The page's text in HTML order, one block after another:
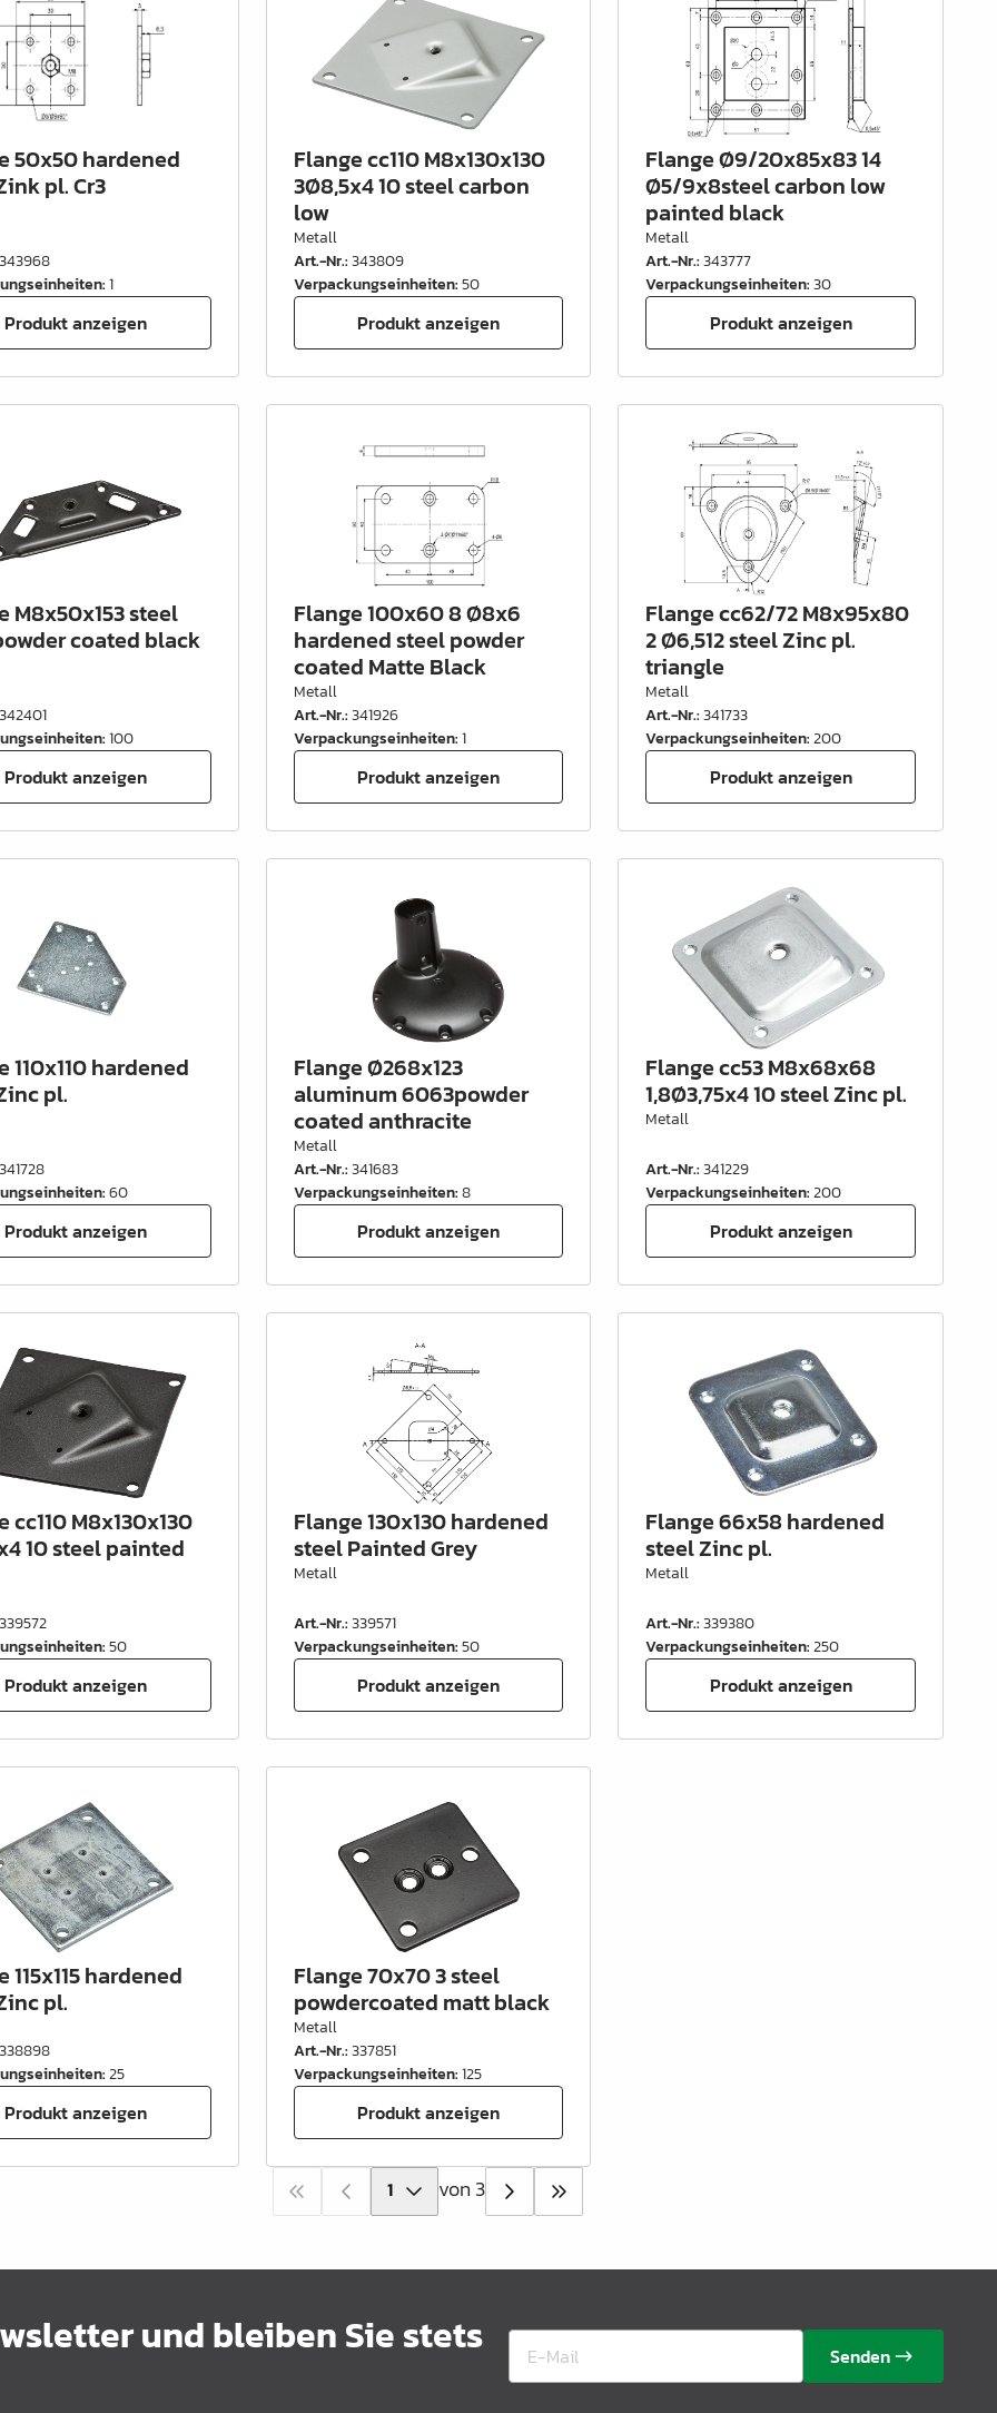
50x50 hardened
pl. Cr3
343968
:1
Produkt anzeigen
Flange cc110 M8x130x130
3Ø8,5x4 10 steel carbon
low
Metall
Art.-Nr.:343809
Verpackungseinheiten:50
Produkt anzeigen
Flange Ø9/20x85x83 14
Ø5/9x8steel carbon low
painted black
Metall
Art.-Nr.:343777
Verpackungseinheiten:30
Produkt anzeigen
M8x50x153 steel
coated black
342401
:100
Produkt anzeigen
Flange 100x60 8 Ø8x6
hardened steel powder
coated Matte Black
Metall
Art.-Nr.:341926
Verpackungseinheiten:1
Produkt anzeigen
Flange cc62/72 M8x95x80
2 Ø6,512 steel Zinc pl.
triangle
Metall
Art.-Nr.:341733
Verpackungseinheiten:200
Produkt anzeigen
110x110 hardened
pl.
341728
:60
Produkt anzeigen
Flange Ø268x123
aluminum 6063powder
coated anthracite
Metall
Art.-Nr.:341683
Verpackungseinheiten:8
Produkt anzeigen
Flange cc53 M8x68x68
1,8Ø3,75x4 10 steel Zinc pl.
Metall
Art.-Nr.:341229
Verpackungseinheiten:200
Produkt anzeigen
cc110 M8x130x130
10 steel painted
339572
:50
Produkt anzeigen
Flange 130x130 hardened
steel Painted Grey
Metall
Art.-Nr.:339571
Verpackungseinheiten:50
Produkt anzeigen
Flange 66x58 hardened
steel Zinc pl.
Metall
Art.-Nr.:339380
Verpackungseinheiten:250
Produkt anzeigen
115x115 hardened
pl.
338898
:25
Produkt anzeigen
Flange 70x70 3 steel
powdercoated matt black
Metall
Art.-Nr.:337851
Verpackungseinheiten:125
Produkt anzeigen
von 3
und bleiben Sie stets Senden